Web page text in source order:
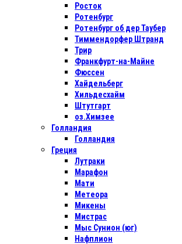
Росток
Ротенбург
Ротенбург об дер Таубер
Тиммендорфер Штранд
Трир
Франкфурт-на-Майне
Фюссен
Хайдельберг
Хильдесхайм
Штутгарт
оз.Химзее
Голландия
Голландия
Греция
Лутраки
Марафон
Мати
Метеора
Микены
Мистрас
Мыс Сунион (юг)
Нафплион